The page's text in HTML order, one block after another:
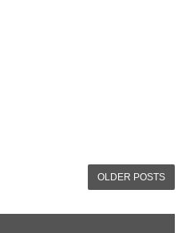
OLDER POSTS